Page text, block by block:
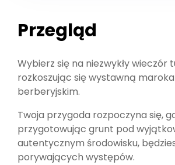
Przegląd
Wybierz się na niezwykły wieczór
rozkoszując się wystawną
berberyjskim.
Twoja przygoda rozpoczyna się,
przygotowując grunt pod
autentycznym środowisku,
porywających występów.